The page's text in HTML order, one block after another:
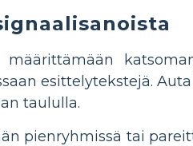
esittelytekstejä.
taululla.
pienryhmissä tai